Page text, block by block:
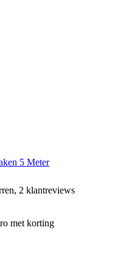
5 Meter
2 klantreviews
met korting